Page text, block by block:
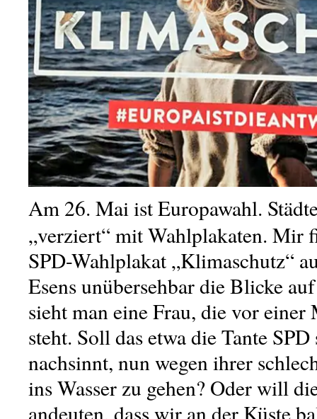
Am 26. Mai ist Europawahl.
„verziert“ mit Wahlplakaten. Mir
SPD-Wahlplakat „Klimaschutz“
Esens unübersehbar die Blicke
sieht man eine Frau, die vor einer
steht. Soll das etwa die Tante
nachsinnt, nun wegen ihrer
ins Wasser zu gehen? Oder will
andeuten, dass wir an der Küste